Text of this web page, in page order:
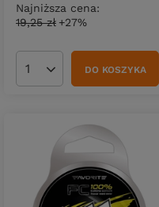
Najniższa cena:
19,25 zł +27%
Ilość produktówDO KOSZYKA